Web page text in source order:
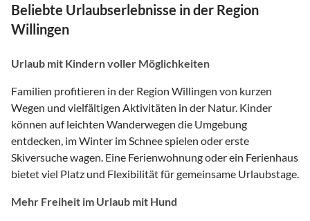
Beliebte Urlaubserlebnisse in der Region
Willingen
Urlaub mit Kindern voller Möglichkeiten
Familien profitieren in der Region Willingen von kurzen
Wegen und vielfältigen Aktivitäten in der Natur. Kinder
können auf leichten Wanderwegen die Umgebung
entdecken, im Winter im Schnee spielen oder erste
Skiversuche wagen. Eine Ferienwohnung oder ein Ferienhaus
bietet viel Platz und Flexibilität für gemeinsame Urlaubstage.
Mehr Freiheit im Urlaub mit Hund